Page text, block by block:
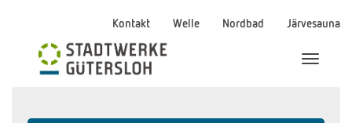
Kontakt Welle Nordbad Järvesauna
Menü